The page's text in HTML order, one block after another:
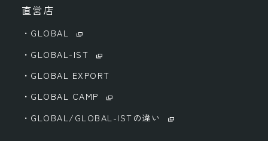
直営店
・GLOBAL
・GLOBAL-IST
・GLOBAL EXPORT
・GLOBAL CAMP
・GLOBAL/GLOBAL-ISTの違い